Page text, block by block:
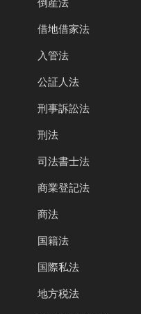
借地借家法
入管法
公証人法
刑事訴訟法
刑法
司法書士法
商業登記法
商法
国籍法
国際私法
地方税法